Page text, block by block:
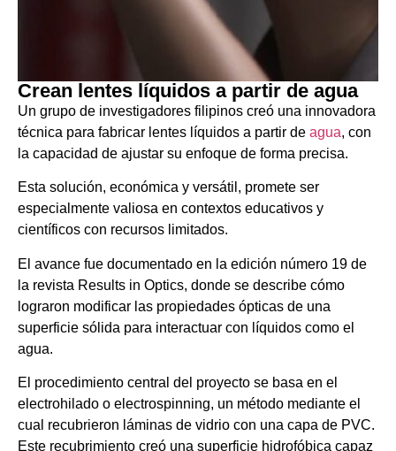
Crean lentes líquidos a partir de agua
Un grupo de investigadores filipinos creó una innovadora
técnica para fabricar lentes líquidos a partir de agua, con
la capacidad de ajustar su enfoque de forma precisa.
Esta solución, económica y versátil, promete ser
especialmente valiosa en contextos educativos y
científicos con recursos limitados.
El avance fue documentado en la edición número 19 de
la revista Results in Optics, donde se describe cómo
lograron modificar las propiedades ópticas de una
superficie sólida para interactuar con líquidos como el
agua.
El procedimiento central del proyecto se basa en el
electrohilado o electrospinning, un método mediante el
cual recubrieron láminas de vidrio con una capa de PVC.
Este recubrimiento creó una superficie hidrofóbica capaz